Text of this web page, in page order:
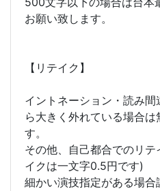
お願い致します。
【リテイク】
イントネーション・読み
ら大きく外れている場合は
す。
その他、自己都合でのリ
イクは一文字0.5円です)
細かい演技指定がある場